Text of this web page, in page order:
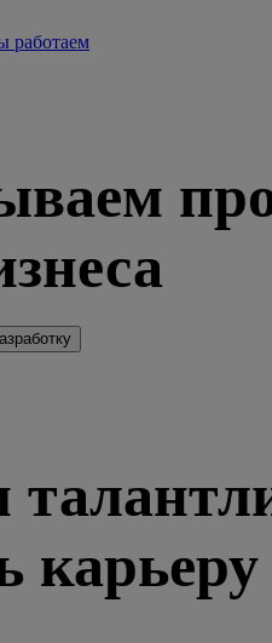
работаем
карьеру